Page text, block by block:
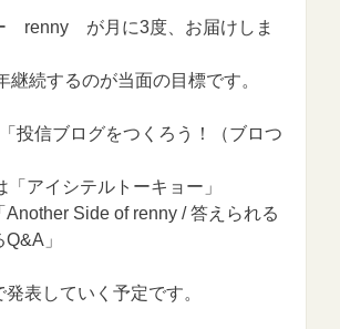
renny が月に3度、お届けしま
継続するのが当面の目標です。
投信ブログをつくろう！（ブロつ
「アイシテルトーキョー」
Another Side of renny / 答えられる
」
表していく予定です。